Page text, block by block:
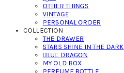
OTHER THINGS
VINTAGE
PERSONAL ORDER
COLLECTION
THE DRAWER
STARS SHINE IN THE DARK
BLUE DRAGON
MY OLD BOX